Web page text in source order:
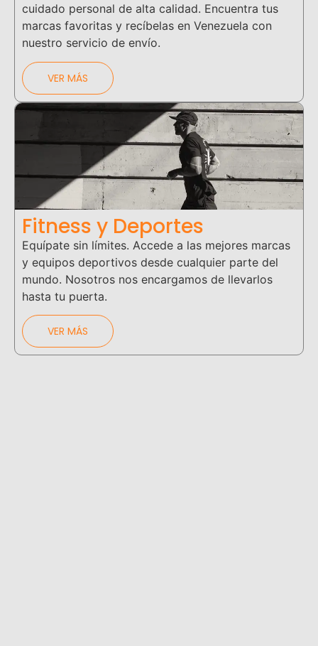
cuidado personal de alta calidad. Encuentra tus
marcas favoritas y recíbelas en Venezuela con
nuestro servicio de envío.
VER MÁS
Fitness y Deportes
Equípate sin límites. Accede a las mejores marcas
y equipos deportivos desde cualquier parte del
mundo. Nosotros nos encargamos de llevarlos
hasta tu puerta.
VER MÁS